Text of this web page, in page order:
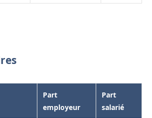
Part
employeur
Part
salarié